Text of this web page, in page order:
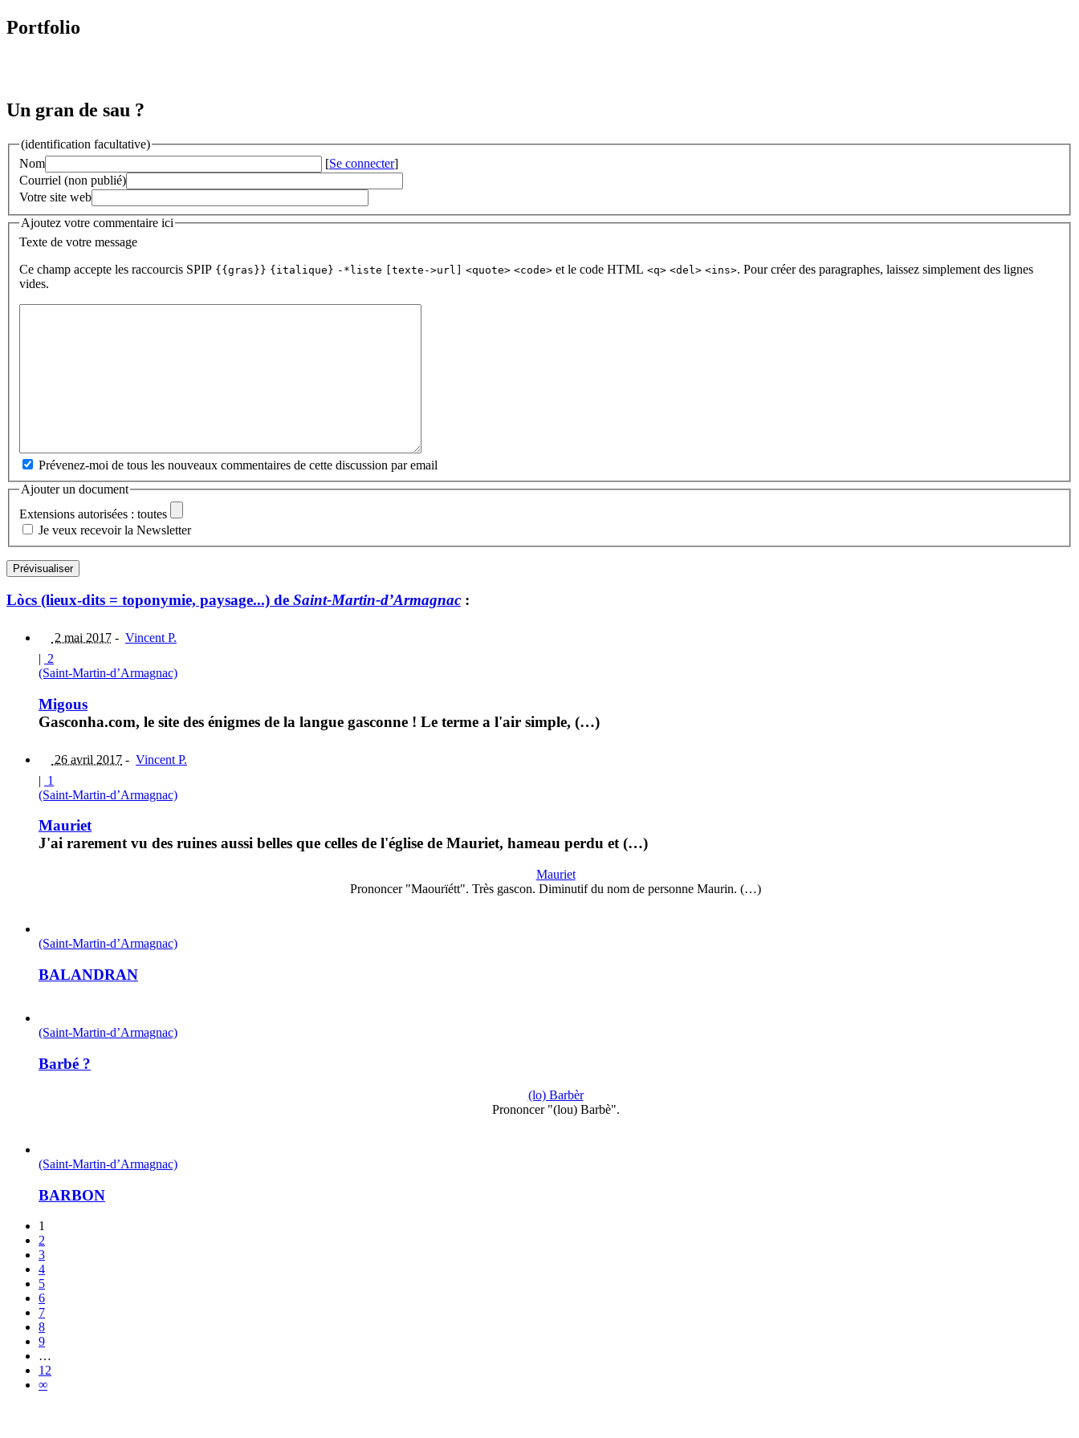
Portfolio
Un gran de sau ?
(identification facultative)
Nom
[Se connecter]
Courriel (non publié)
Votre site web
Ajoutez votre commentaire ici
Texte de votre message
Ce champ accepte les raccourcis SPIP {{gras}} {italique} -*liste [texte->url] <quote> <code> et le code HTML <q> <del> <ins>. Pour créer des paragraphes, laissez simplement des lignes
vides.
Prévenez-moi de tous les nouveaux commentaires de cette discussion par email
Ajouter un document
Extensions autorisées : toutes
Je veux recevoir la Newsletter
Lòcs (lieux-dits = toponymie, paysage...) de Saint-Martin-d’Armagnac :
2 mai 2017 - Vincent P.
| 2
(Saint-Martin-d’Armagnac)
Migous
Gasconha.com, le site des énigmes de la langue gasconne ! Le terme a l'air simple, (…)
26 avril 2017 - Vincent P.
| 1
(Saint-Martin-d’Armagnac)
Mauriet
J'ai rarement vu des ruines aussi belles que celles de l'église de Mauriet, hameau perdu et (…)
Mauriet
Prononcer "Maourïétt". Très gascon. Diminutif du nom de personne Maurin. (…)
(Saint-Martin-d’Armagnac)
BALANDRAN
(Saint-Martin-d’Armagnac)
Barbé ?
(lo) Barbèr
Prononcer "(lou) Barbè".
(Saint-Martin-d’Armagnac)
BARBON
1
2
3
4
5
6
7
8
9
…
12
∞